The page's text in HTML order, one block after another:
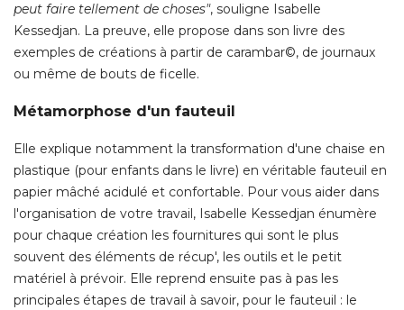
peut faire tellement de choses", souligne Isabelle
Kessedjan. La preuve, elle propose dans son livre des
exemples de créations à partir de carambar©, de journaux
ou même de bouts de ficelle.
Métamorphose d'un fauteuil
Elle explique notamment la transformation d'une chaise en
plastique (pour enfants dans le livre) en véritable fauteuil en
papier mâché acidulé et confortable. Pour vous aider dans
l'organisation de votre travail, Isabelle Kessedjan énumère
pour chaque création les fournitures qui sont le plus
souvent des éléments de récup', les outils et le petit
matériel à prévoir. Elle reprend ensuite pas à pas les
principales étapes de travail à savoir, pour le fauteuil : le